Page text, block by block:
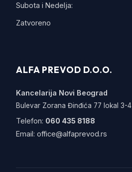
Subota i Nedelja:
Zatvoreno
ALFA PREVOD D.O.O.
Kancelarija Novi Beograd
Bulevar Zorana Đinđića 77 lokal 3-4
Telefon: 060 435 8188
Email: office@alfaprevod.rs